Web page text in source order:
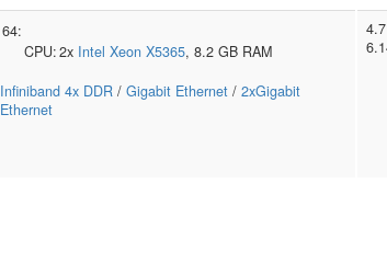
64:
CPU:2x Intel Xeon X5365, 8.2 GB RAM
Infiniband 4x DDR / Gigabit Ethernet / 2xGigabit
Ethernet